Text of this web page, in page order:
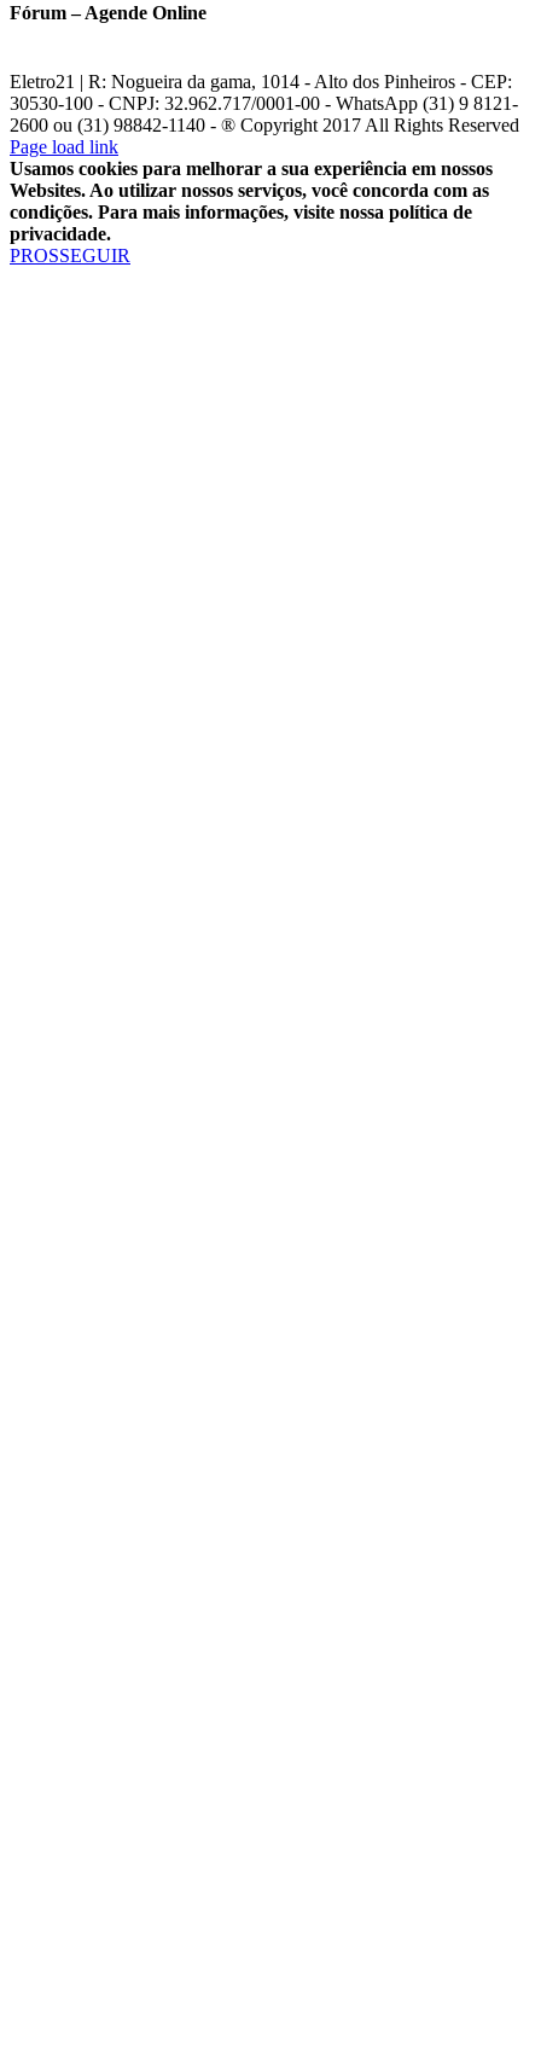
Fórum – Agende Online
Eletro21 | R: Nogueira da gama, 1014 - Alto dos Pinheiros - CEP:
30530-100 - CNPJ: 32.962.717/0001-00 - WhatsApp (31) 9 8121-
2600 ou (31) 98842-1140 - ® Copyright 2017 All Rights Reserved
YouTube
Facebook
WhatsApp
Telegram
Instagram
E-
mail
Page load link
Usamos cookies para melhorar a sua experiência em nossos
Websites. Ao utilizar nossos serviços, você concorda com as
condições. Para mais informações, visite nossa política de
privacidade.
PROSSEGUIR